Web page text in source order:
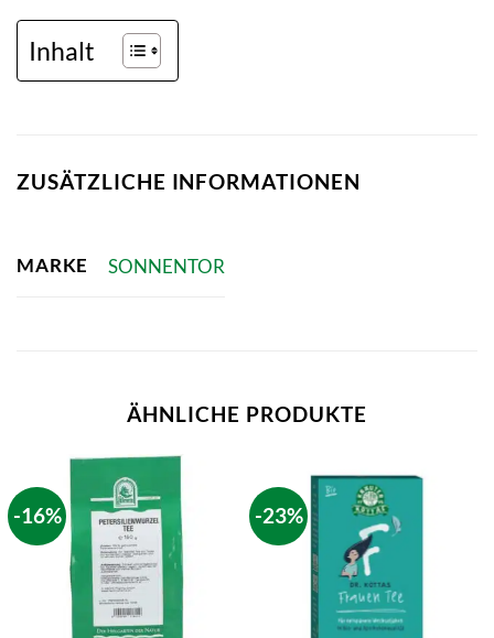
Inhalt
ZUSÄTZLICHE INFORMATIONEN
MARKE SONNENTOR
ÄHNLICHE PRODUKTE
-16% -23%